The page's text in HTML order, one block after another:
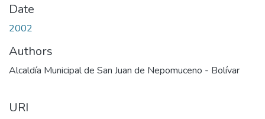
Date
2002
Authors
Alcaldía Municipal de San Juan de Nepomuceno - Bolívar
URI